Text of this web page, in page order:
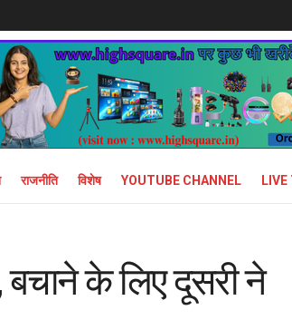
राजनीति विशेष YOUTUBE CHANNEL LIVE
के लिए दूसरी ने